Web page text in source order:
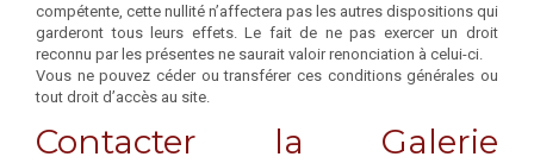
compétente, cette nullité n’affectera pas les autres dispositions qui
garderont tous leurs effets. Le fait de ne pas exercer un droit
reconnu par les présentes ne saurait valoir renonciation à celui-ci.
Vous ne pouvez céder ou transférer ces conditions générales ou
tout droit d’accès au site.
Contacter la Galerie